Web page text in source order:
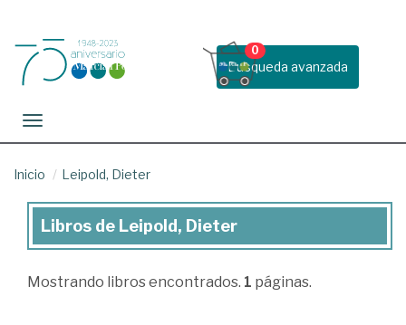
Busqueda avanzada
0
Toggle navigation
Inicio Leipold, Dieter
Libros
Leipold,
Libros de Leipold, Dieter
Mostrando libros encontrados. 1 páginas.